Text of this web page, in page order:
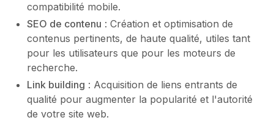
compatibilité mobile.
SEO de contenu : Création et optimisation de
contenus pertinents, de haute qualité, utiles tant
pour les utilisateurs que pour les moteurs de
recherche.
Link building : Acquisition de liens entrants de
qualité pour augmenter la popularité et l'autorité
de votre site web.